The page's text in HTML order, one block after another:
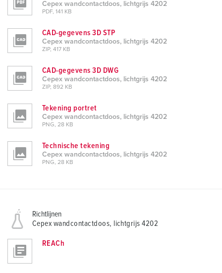
Cepex wandcontactdoos, lichtgrijs 4202
PDF, 141 KB
CAD-gegevens 3D STP
Cepex wandcontactdoos, lichtgrijs 4202
ZIP, 417 KB
CAD-gegevens 3D DWG
Cepex wandcontactdoos, lichtgrijs 4202
ZIP, 892 KB
Tekening portret
Cepex wandcontactdoos, lichtgrijs 4202
PNG, 28 KB
Technische tekening
Cepex wandcontactdoos, lichtgrijs 4202
PNG, 28 KB
Richtlijnen
Cepex wandcontactdoos, lichtgrijs 4202
REACh